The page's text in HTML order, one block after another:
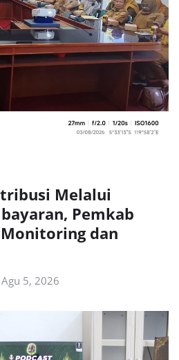
Melalui
Pemkab
dan
Agu 5, 2026